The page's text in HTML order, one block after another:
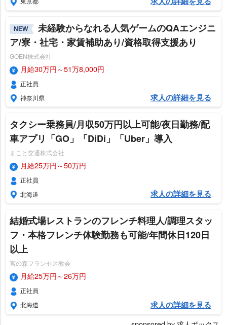
NEW
未経験からなれる人気ゲームのQAエンジニ
ア/寮・社宅・家賃補助あり/資格取得支援あり
GOEN株式会社
月給30万円～51万8,000円
正社員
神奈川県
求人の詳細を見る
タクシー乗務員/月収50万円以上可能/夜日勤務/配
車アプリ「GO」「DiDi」「Uber」導入
まこと交通株式会社
月給25万円～50万円
正社員
北海道
求人の詳細を見る
結婚式場レストランのフレンチ料理人/調理スタッ
フ・本格フレンチ体験勤務も可能/年間休日120日
以上
宮の森フランセス教会
月給25万円～26万円
正社員
北海道
求人の詳細を見る